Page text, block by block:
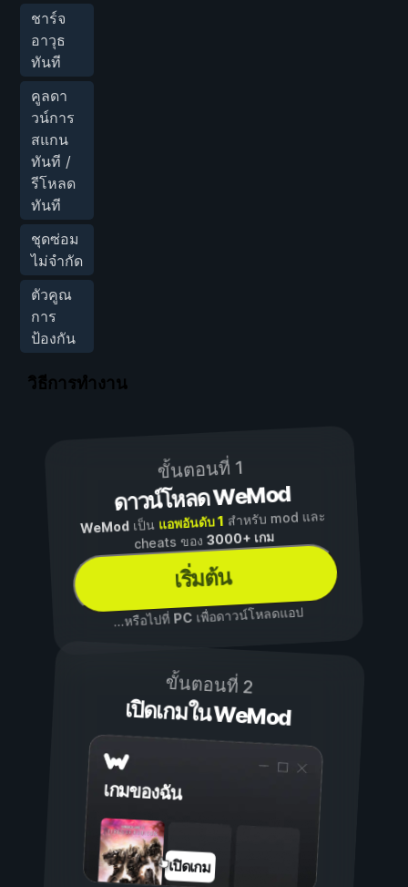
ชาร์จ
อาวุธ
ทันที
คูลดา
วน์การ
สแกน
ทันที /
รีโหลด
ทันที
ชุดซ่อม
ไม่จำกัด
ตัวคูณ
การ
ป้องกัน
วิธีการทำงาน
ขั้นตอนที่ 1
ดาวน์โหลด WeMod
WeModเป็น แอพอันดับ 1 สำหรับ mod และ
cheats ของ3000+ เกม
เริ่มต้น
...หรือไปที่ PCเพื่อดาวน์โหลดแอป
ขั้นตอนที่ 2
เปิดเกมใน WeMod
เกมของฉัน
เปิดเกม